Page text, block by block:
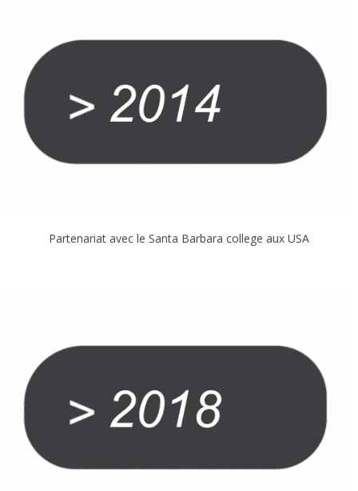
Partenariat avec le Santa Barbara college aux USA